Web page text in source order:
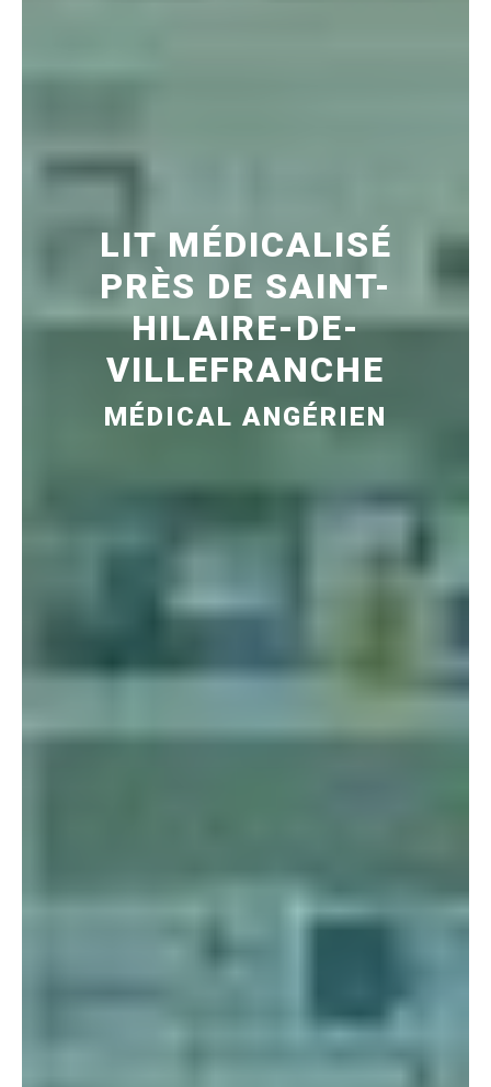
LIT MÉDICALISÉ
PRÈS DE SAINT-
HILAIRE-DE-
VILLEFRANCHE
MÉDICAL ANGÉRIEN